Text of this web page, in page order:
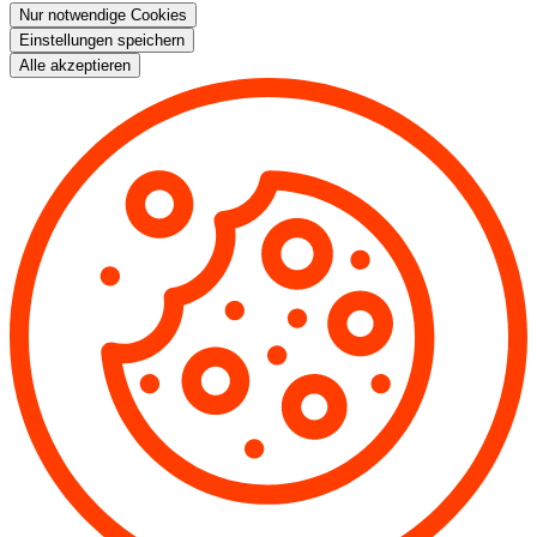
Nur notwendige Cookies
Einstellungen speichern
Alle akzeptieren